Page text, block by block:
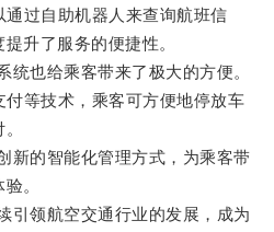
过自助机器人来查询航班信
升了服务的便捷性。
也给乘客带来了极大的方便。
等技术，乘客可方便地停放车
的智能化管理方式，为乘客带
。
领航空交通行业的发展，成为